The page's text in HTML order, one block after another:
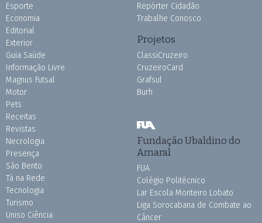
Esporte
Economia
Editorial
Exterior
Guia Saúde
Informação Livre
Magnus Futsal
Motor
Pets
Receitas
Revistas
Necrologia
Presença
São Bento
Tá na Rede
Tecnologia
Turismo
Uniso Ciência
Repórter Cidadão
Trabalhe Conosco
Projetos
ClassiCruzeiro
CruzeiroCard
Grafsul
Burh
Fundação Ubaldino do
Amaral
FUA
Colégio Politécnico
Lar Escola Monteiro Lobato
Liga Sorocabana de Combate ao
Câncer